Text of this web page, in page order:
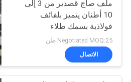
خالى من
الصلب
17
ملف صاج قصدير من 3 إلى
10 أطنان يتميز بلفائف
فولاذية بسمك طلاء
القصدير من 0.13 مم إلى
0.47 مم تستخدم في
صناعة العلب وتعبئة المواد
Negotiated MOQ:25 طن
الاتصال